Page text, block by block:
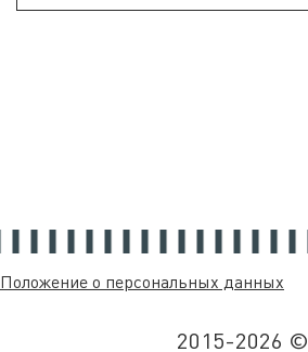
Положение о персональных данных
2015-2026 ©